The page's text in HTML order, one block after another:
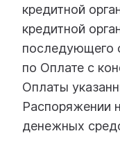
кредитной
кредитной
последующего
по Оплате с
Оплаты
Распоряжении
денежных